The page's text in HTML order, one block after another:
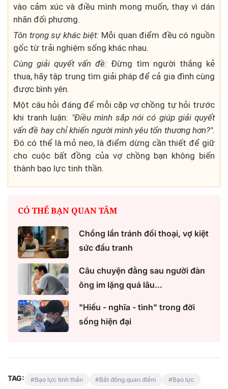
vào cảm xúc và điều mình mong muốn, thay vì dán
nhãn đối phương.
Tôn trọng sự khác biệt: Mỗi quan điểm đều có nguồn
gốc từ trải nghiệm sống khác nhau.
Cùng giải quyết vấn đề: Đừng tìm người thắng kẻ
thua, hãy tập trung tìm giải pháp để cả gia đình cùng
được bình yên.
Một câu hỏi đáng để mỗi cặp vợ chồng tự hỏi trước
khi tranh luận: "Điều mình sắp nói có giúp giải quyết
vấn đề hay chỉ khiến người mình yêu tổn thương hơn?".
Đó có thể là mỏ neo, là điểm dừng cần thiết để giữ
cho cuộc bất đồng của vợ chồng bạn không biến
thành bạo lực tinh thần.
CÓ THỂ BẠN QUAN TÂM
Chồng lẩn tránh đối thoại, vợ kiệt
sức đấu tranh
Câu chuyện đằng sau người đàn
ông im lặng quá lâu…
"Hiếu - nghĩa - tình" trong đời
sống hiện đại
TAG: Bạo lực tinh thần Bất đồng quan điểm Bạo lực